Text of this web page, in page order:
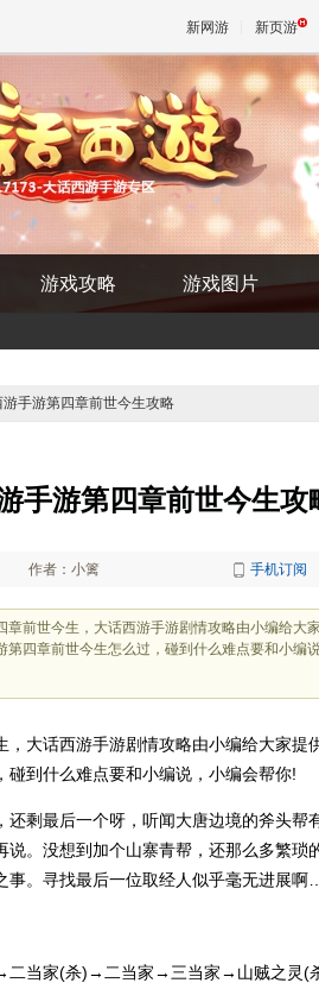
新网游 新页游
游戏攻略 游戏图片
手游第四章前世今生攻略
手游第四章前世今生攻
作者：小篱 手机订阅
章前世今生，大话西游手游剧情攻略由小编给大
第四章前世今生怎么过，碰到什么难点要和小编
，大话西游手游剧情攻略由小编给大家提
碰到什么难点要和小编说，小编会帮你!
剩最后一个呀，听闻大唐边境的斧头帮
说。没想到加个山寨青帮，还那么多繁琐
事。寻找最后一位取经人似乎毫无进展啊
二当家(杀)→二当家→三当家→山贼之灵(